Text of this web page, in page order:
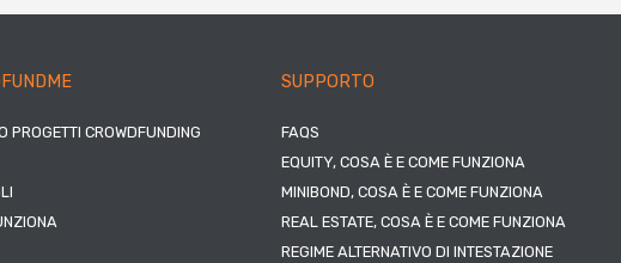
PROGETTI CROWDFUNDING
SUPPORTO
FAQS
EQUITY, COSA È E COME FUNZIONA
MINIBOND, COSA È E COME FUNZIONA
REAL ESTATE, COSA È E COME FUNZIONA
REGIME ALTERNATIVO DI INTESTAZIONE